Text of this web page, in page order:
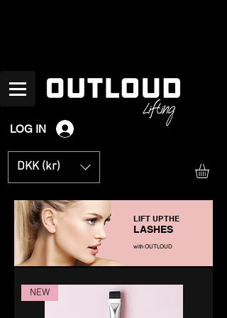
LOG IN
DKK (kr)
LIFT UP THE
LASHES
with OUTLOUD
NEW